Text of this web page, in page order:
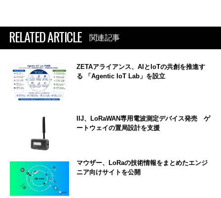
RELATED ARTICLE 関連記事
ZETAアライアンス、AIとIoTの共創を推進す
る 「Agentic IoT Lab」を設立
IIJ、LoRaWAN専用電波測定デバイス発売 ゲ
ートウェイの置局設計を支援
マウザー、LoRaの技術情報をまとめたエンジ
ニア向けサイトを公開